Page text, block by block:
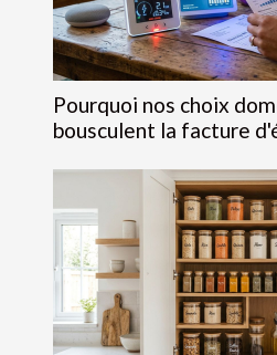
Pourquoi nos choix
bousculent la facture